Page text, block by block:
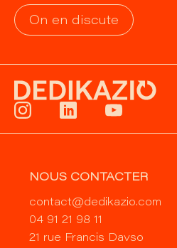
On en discute
NOUS CONTACTER
contact@dedikazio.com
04 91 21 98 11
21 rue Francis Davso